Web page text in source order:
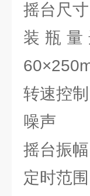
摇台尺
装瓶
转速控
噪声
摇台振
定时范